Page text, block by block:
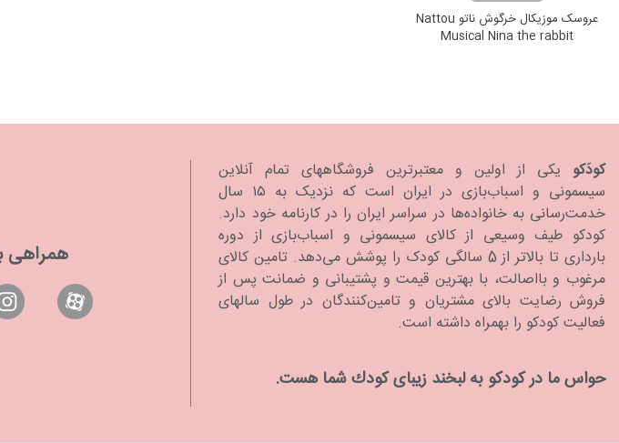
عروسک موزیکال خرگوش ناتو Nattou
Musical Nina the rabbit
کودَکو یکی از اولین و معتبرترین فروشگاههای تمام آنلاین
سیسمونی و اسباب‌بازی در ایران است که نزدیک به ۱۵ سال
خدمت‌رسانی به خانواده‌ها در سراسر ایران را در کارنامه خود دارد.
كودكو طیف وسیعی از کالای سیسمونی و اسباب‌بازی از دوره
بارداری تا بالاتر از 5 سالگی کودک را پوشش می‌دهد. تامین کالای
مرغوب و بااصالت، با بهترین قیمت و پشتیبانی و ضمانت پس از
فروش رضایت بالای مشتریان و تامین‌کنندگان در طول سالهای
فعالیت کودکو را بهمراه داشته است.
حواس ما در كودكو به لبخند زیبای كودك شما هست.
همراهی